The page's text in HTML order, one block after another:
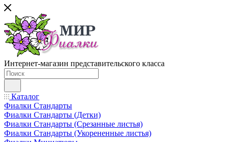
Интернет-магазин представительского класса
Каталог
Фиалки Стандарты
Фиалки Стандарты (Детки)
Фиалки Стандарты (Срезанные листья)
Фиалки Стандарты (Укорененные листья)